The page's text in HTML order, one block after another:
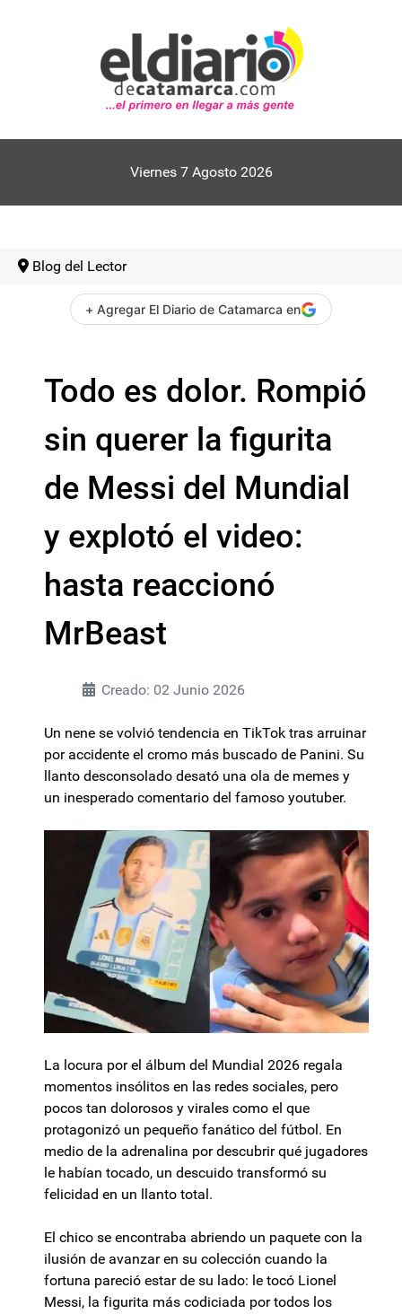
Viernes 7 Agosto 2026
Blog del Lector
+ Agregar El Diario de Catamarca en
Todo es dolor. Rompió
sin querer la figurita
de Messi del Mundial
y explotó el video:
hasta reaccionó
MrBeast
Creado: 02 Junio 2026
Un nene se volvió tendencia en TikTok tras arruinar
por accidente el cromo más buscado de Panini. Su
llanto desconsolado desató una ola de memes y
un inesperado comentario del famoso youtuber.
La locura por el álbum del Mundial 2026 regala
momentos insólitos en las redes sociales, pero
pocos tan dolorosos y virales como el que
protagonizó un pequeño fanático del fútbol. En
medio de la adrenalina por descubrir qué jugadores
le habían tocado, un descuido transformó su
felicidad en un llanto total.
El chico se encontraba abriendo un paquete con la
ilusión de avanzar en su colección cuando la
fortuna pareció estar de su lado: le tocó Lionel
Messi, la figurita más codiciada por todos los